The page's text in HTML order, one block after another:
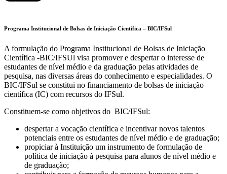
Programa Institucional de Bolsas de Iniciação Científica – BIC/IFSul
A formulação do Programa Institucional de Bolsas de Iniciação
Científica -BIC/IFSUl visa promover e despertar o interesse de
estudantes de nível médio e da graduação pelas atividades de
pesquisa, nas diversas áreas do conhecimento e especialidades. O
BIC/IFSul se constitui no financiamento de bolsas de iniciação
científica (IC) com recursos do IFSul.
Constituem-se como objetivos do BIC/IFSul:
despertar a vocação científica e incentivar novos talentos
potenciais entre os estudantes de nível médio e de graduação;
propiciar à Instituição um instrumento de formulação de
política de iniciação à pesquisa para alunos de nível médio e
de graduação;